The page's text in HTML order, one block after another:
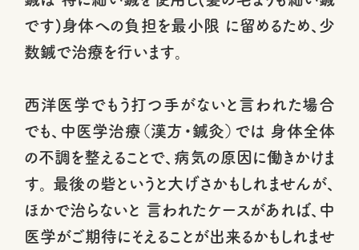
です)身体への負担を最小限 に留めるため、少
数鍼で治療を行います。
西洋医学でもう打つ手がないと言われた場合
でも、中医学治療（漢方・鍼灸）では 身体全体
の不調を整えることで、病気の原因に働きかけま
す。 最後の砦というと大げさかもしれませんが、
ほかで治らないと 言われたケースがあれば、中
医学がご期待にそえることが出来るかもしれませ